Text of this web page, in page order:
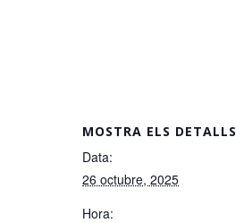
MOSTRA ELS DETALLS
Data:
26 octubre, 2025
Hora: